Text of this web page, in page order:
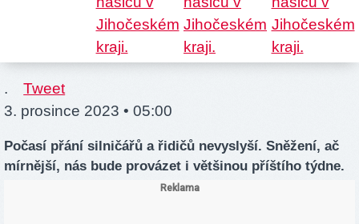
.
Tweet
3. prosince 2023 • 05:00
Počasí přání silničářů a řidičů nevyslyší. Sněžení, ač
mírnější, nás bude provázet i většinou příštího týdne.